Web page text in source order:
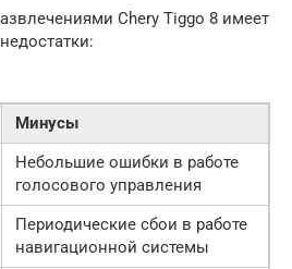
Chery Tiggo 8 имеет
Минусы
Небольшие ошибки в работе
голосового управления
Периодические сбои в работе
навигационной системы